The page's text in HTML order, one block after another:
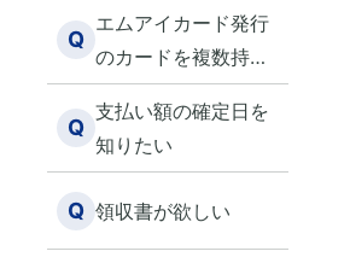
Q
エムアイカード発行
のカードを複数持っ
ています。Webエム
アイカード会員マイ
ページで、それぞれ
ようにする方法はあ
Q
支払い額の確定日を
知りたい
Q 領収書が欲しい